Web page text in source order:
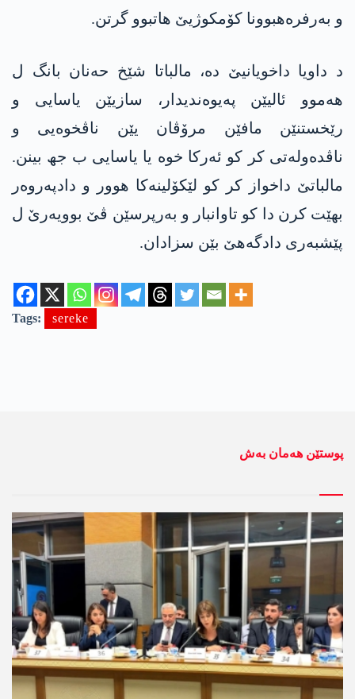
و بەرفرەھبوونا کۆمکوژیێ ھاتبوو گرتن.
د داویا داخویانیێ دە، مالباتا شێخ حەنان بانگ ل
ھەموو ئالیێن پەیوەندیدار، سازیێن یاسایی و
رێخستنێن مافێن مرۆڤان یێن ناڤخوەیی و
ناڤدەولەتی کر کو ئەرکا خوە یا یاسایی ب جھ بینن.
مالباتێ داخواز کر کو لێکۆلینەکا ھوور و دادپەروەر
بهێت کرن دا کو تاوانبار و بەرپرسێن ڤێ بوویەرێ ل
پێشبەری دادگەھێ بێن سزادان.
Tags: sereke
پوستێن ھەمان بەش